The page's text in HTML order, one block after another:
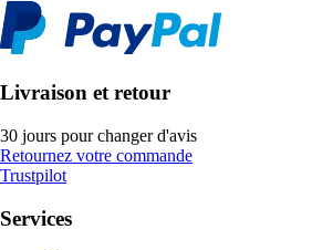
Livraison et retour
30 jours pour changer d'avis
Retournez votre commande
Trustpilot
Services